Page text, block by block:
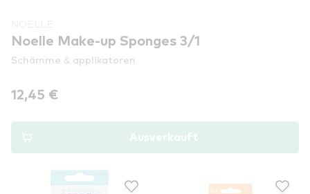
Noelle Make-up Sponges 3/1
Schämme & applikatoren
12,45 €
Ausverkauft